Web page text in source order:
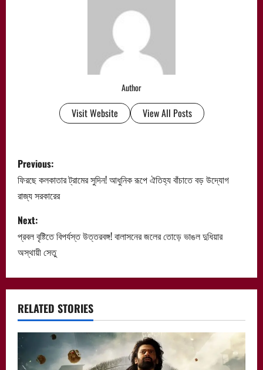
Author
Visit Website View All Posts
P
o
s
t
n
a
v
i
g
Previous:
ফিরছে কলকাতার ট্রামের সুদিন! আধুনিক রূপে ঐতিহ্য বাঁচাতে বড় উদ্যোগ
রাজ্য সরকারের
Next:
প্রবল বৃষ্টিতে বিপর্যস্ত উত্তরবঙ্গ! বালাসনের জলের তোড়ে ভাঙল দুধিয়ার
অস্থায়ী সেতু
RELATED STORIES